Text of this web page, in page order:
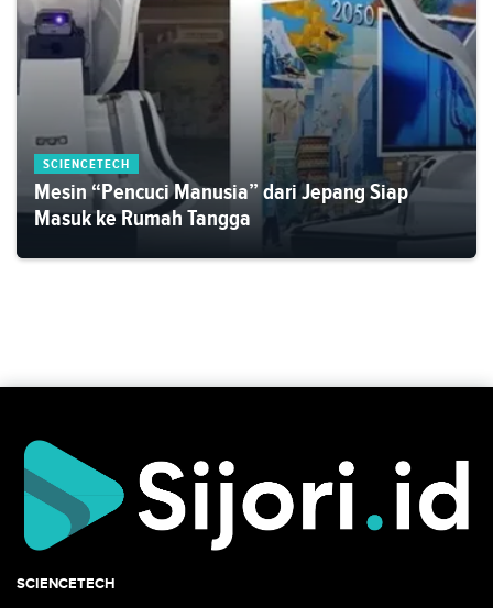
SCIENCETECH
Mesin “Pencuci Manusia” dari Jepang Siap
Masuk ke Rumah Tangga
SCIENCETECH